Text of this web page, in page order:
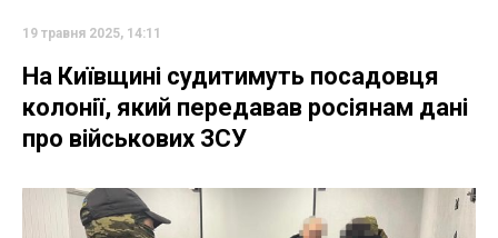
19 травня 2025, 14:11
На Київщині судитимуть посадовця
колонії, який передавав росіянам дані
про військових ЗСУ